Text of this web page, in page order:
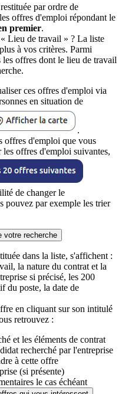
par ordre de
offres d'emploi répondant le
premier.
Lieu de travail » ? La liste
à vos critères. Parmi
les offres dont le lieu de travail
ces offres d'emploi via
en situation de
.
offres d'emploi que vous
offres d'emploi suivantes,
de changer le
pouvez par exemple les trier
votre recherche
dans la liste, s'affichent :
la nature du contrat et la
si précisé, les 200
du poste, la date de
en cliquant sur son intitulé
retrouvez :
et les éléments de contrat
recherché par l'entreprise
à cette offre
(si présente)
le cas échéant